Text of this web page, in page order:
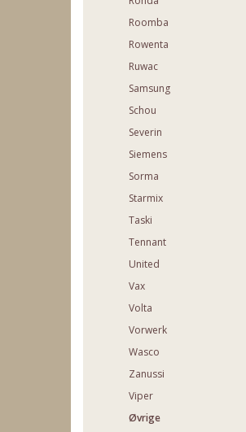
Roomba
Rowenta
Ruwac
Samsung
Schou
Severin
Siemens
Sorma
Starmix
Taski
Tennant
United
Vax
Volta
Vorwerk
Wasco
Zanussi
Viper
Øvrige